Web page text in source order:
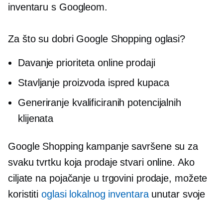
inventaru s Googleom.
Za što su dobri Google Shopping oglasi?
Davanje prioriteta online prodaji
Stavljanje proizvoda ispred kupaca
Generiranje kvalificiranih potencijalnih
klijenata
Google Shopping kampanje savršene su za
svaku tvrtku koja prodaje stvari online. Ako
ciljate na pojačanje u trgoviniprodaje, možete
koristitioglasi lokalnog inventaraunutar svoje